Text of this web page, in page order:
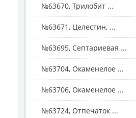
№63670, Трилобит ...
№63671, Целестин, ...
№63695, Септариевая ...
№63704, Окаменелое ...
№63706, Окаменелое ...
№63724, Отпечаток ...